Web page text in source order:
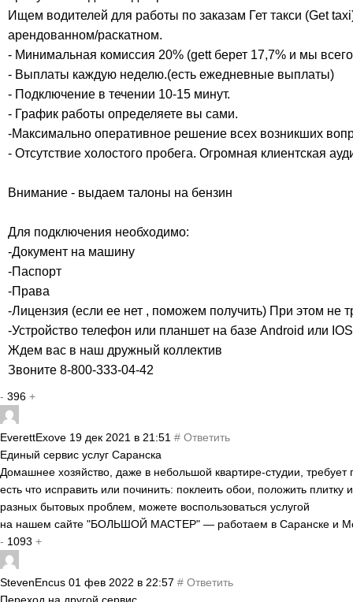
Ищем водителей для работы по заказам Гет такси (Get
арендованном/раскатном.
- Минимальная комиссия 20% (gett берет 17,7% и мы
- Выплаты каждую неделю.(есть ежедневные выплаты)
- Подключение в течении 10-15 минут.
- График работы определяете вы сами.
-Максимально оперативное решение всех возникших
- Отсутствие холостого пробега. Огромная клиентская
Внимание - выдаем талоны на бензин
Для подключения необходимо:
-Документ на машину
-Паспорт
-Права
-Лицензия (если ее нет , поможем получить) При этом не
-Устройство телефон или планшет на базе Android или
Ждем вас в наш дружный коллектив
Звоните 8-800-333-04-42
- 396 +
EverettExove 19 дек 2021 в 21:51 # Ответить
Единый сервис услуг Саранска
Домашнее хозяйство, даже в небольшой квартире-студии,
есть что исправить или починить: поклеить обои, положить
разных бытовых проблем, можете воспользоваться услугой
на нашем сайте "БОЛЬШОЙ МАСТЕР" — работаем в Саранске и
- 1093 +
StevenEncus 01 фев 2022 в 22:57 # Ответить